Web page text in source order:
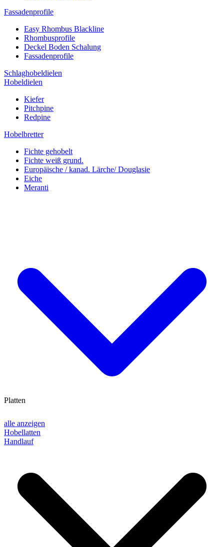
Fassadenprofile
Easy Rhombus Blackline
Rhombusprofile
Deckel Boden Schalung
Fassadenprofile
Schlaghobeldielen
Hobeldielen
Kiefer
Pitchpine
Redpine
Hobelbretter
Fichte gehobelt
Fichte weiß grund.
Europäische / kanad. Lärche/ Douglasie
Eiche
Meranti
alle anzeigen
Hobellatten
Handlauf
Platten